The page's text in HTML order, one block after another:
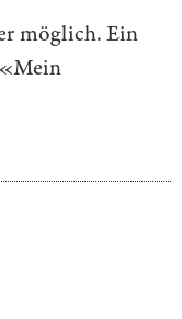
möglich. Ein
«Mein